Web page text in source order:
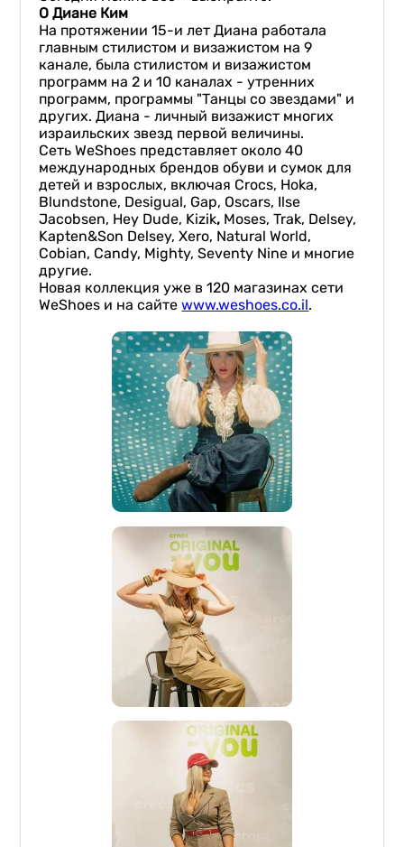
О Диане Ким
На протяжении 15-и лет Диана работала
главным стилистом и визажистом на 9
канале, была стилистом и визажистом
программ на 2 и 10 каналах - утренних
программ, программы "Танцы со звездами" и
других. Диана - личный визажист многих
израильских звезд первой величины.
Сеть WeShoes представляет около 40
международных брендов обуви и сумок для
детей и взрослых, включая Crocs, Hoka,
Blundstone, Desigual, Gap, Oscars, Ilse
Jacobsen, Hey Dude, Kizik, Moses, Trak, Delsey,
Kapten&Son Delsey, Xero, Natural World,
Cobian, Candy, Mighty, Seventy Nine и многие
другие.
Новая коллекция уже в 120 магазинах сети
WeShoes и на сайтеwww.weshoes.co.il.